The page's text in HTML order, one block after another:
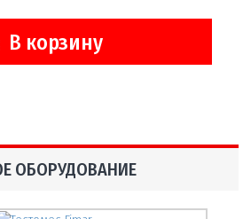
В корзину
ОБОРУДОВАНИЕ